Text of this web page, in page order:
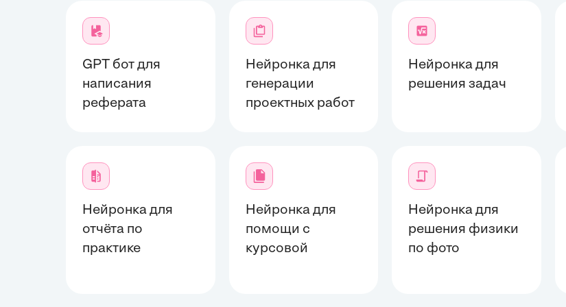
GPT бот для
написания
реферата
Нейронка для
генерации
проектных работ
Нейронка для
решения задач
Нейронка для
отчёта по
практике
Нейронка для
помощи с
курсовой
Нейронка для
решения физики
по фото